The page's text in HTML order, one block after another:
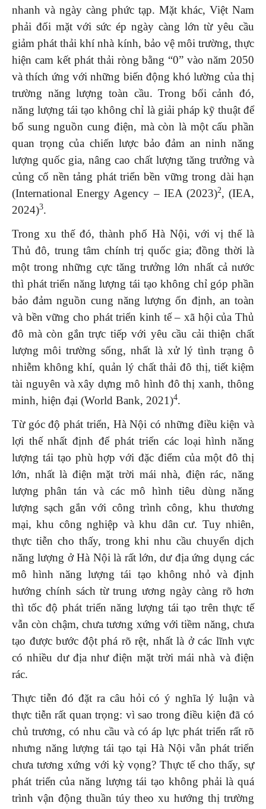
nhanh và ngày càng phức tạp. Mặt khác, Việt Nam
phải đối mặt với sức ép ngày càng lớn từ yêu cầu
giảm phát thải khí nhà kính, bảo vệ môi trường, thực
hiện cam kết phát thải ròng bằng “0” vào năm 2050
và thích ứng với những biến động khó lường của thị
trường năng lượng toàn cầu. Trong bối cảnh đó,
năng lượng tái tạo không chỉ là giải pháp kỹ thuật để
bổ sung nguồn cung điện, mà còn là một cấu phần
quan trọng của chiến lược bảo đảm an ninh năng
lượng quốc gia, nâng cao chất lượng tăng trưởng và
củng cố nền tảng phát triển bền vững trong dài hạn
(International Energy Agency – IEA (2023)2, (IEA,
2024)3.
Trong xu thế đó, thành phố Hà Nội, với vị thế là
Thủ đô, trung tâm chính trị quốc gia; đồng thời là
một trong những cực tăng trưởng lớn nhất cả nước
thì phát triển năng lượng tái tạo không chỉ góp phần
bảo đảm nguồn cung năng lượng ổn định, an toàn
và bền vững cho phát triển kinh tế – xã hội của Thủ
đô mà còn gắn trực tiếp với yêu cầu cải thiện chất
lượng môi trường sống, nhất là xử lý tình trạng ô
nhiễm không khí, quản lý chất thải đô thị, tiết kiệm
tài nguyên và xây dựng mô hình đô thị xanh, thông
minh, hiện đại (World Bank, 2021)4.
Từ góc độ phát triển, Hà Nội có những điều kiện và
lợi thế nhất định để phát triển các loại hình năng
lượng tái tạo phù hợp với đặc điểm của một đô thị
lớn, nhất là điện mặt trời mái nhà, điện rác, năng
lượng phân tán và các mô hình tiêu dùng năng
lượng sạch gắn với công trình công, khu thương
mại, khu công nghiệp và khu dân cư. Tuy nhiên,
thực tiễn cho thấy, trong khi nhu cầu chuyển dịch
năng lượng ở Hà Nội là rất lớn, dư địa ứng dụng các
mô hình năng lượng tái tạo không nhỏ và định
hướng chính sách từ trung ương ngày càng rõ hơn
thì tốc độ phát triển năng lượng tái tạo trên thực tế
vẫn còn chậm, chưa tương xứng với tiềm năng, chưa
tạo được bước đột phá rõ rệt, nhất là ở các lĩnh vực
có nhiều dư địa như điện mặt trời mái nhà và điện
rác.
Thực tiễn đó đặt ra câu hỏi có ý nghĩa lý luận và
thực tiễn rất quan trọng: vì sao trong điều kiện đã có
chủ trương, có nhu cầu và có áp lực phát triển rất rõ
nhưng năng lượng tái tạo tại Hà Nội vẫn phát triển
chưa tương xứng với kỳ vọng? Thực tế cho thấy, sự
phát triển của năng lượng tái tạo không phải là quá
trình vận động thuần túy theo xu hướng thị trường